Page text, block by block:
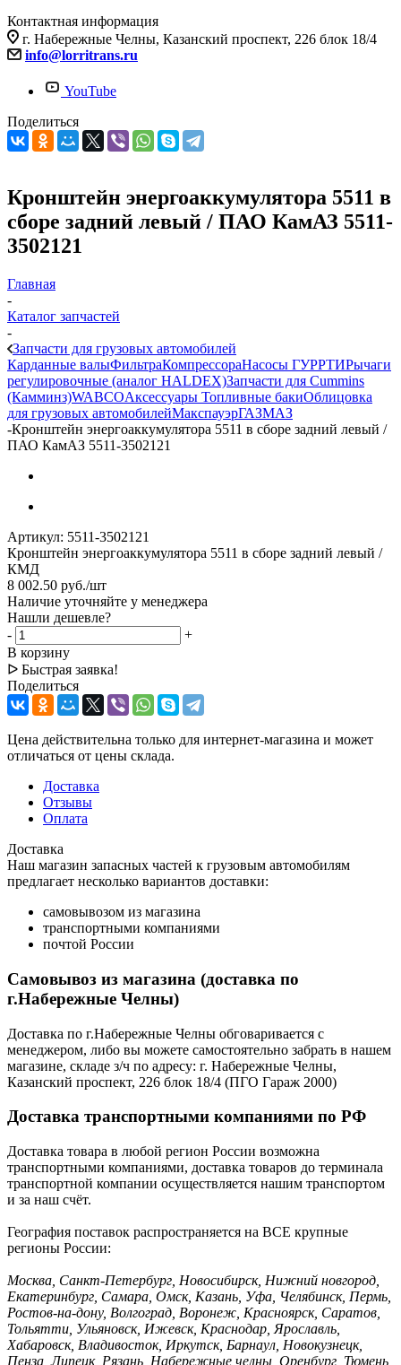
Контактная информация
г. Набережные Челны, Казанский проспект, 226 блок 18/4
info@lorritrans.ru
YouTube
Поделиться
Кронштейн энергоаккумулятора 5511 в
сборе задний левый / ПАО КамАЗ 5511-
3502121
Главная
-
Каталог запчастей
-
Запчасти для грузовых автомобилей
Карданные валыФильтраКомпрессораНасосы ГУРРТИРычаги
регулировочные (аналог HALDEX)Запчасти для Cummins
(Камминз)WABCOАксессуары Топливные бакиОблицовка
для грузовых автомобилейМакспауэрГАЗМАЗ
-Кронштейн энергоаккумулятора 5511 в сборе задний левый /
ПАО КамАЗ 5511-3502121
Артикул: 5511-3502121
Кронштейн энергоаккумулятора 5511 в сборе задний левый /
КМД
8 002.50 руб./шт
Наличие уточняйте у менеджера
Нашли дешевле?
-
+
В корзину
ᐅ Быстрая заявка!
Поделиться
Цена действительна только для интернет-магазина и может
отличаться от цены склада.
Доставка
Отзывы
Оплата
Доставка
Наш магазин запасных частей к грузовым автомобилям
предлагает несколько вариантов доставки:
самовывозом из магазина
транспортными компаниями
почтой России
Самовывоз из магазина (доставка по
г.Набережные Челны)
Доставка по г.Набережные Челны обговаривается с
менеджером, либо вы можете самостоятельно забрать в нашем
магазине, складе з/ч по адресу: г. Набережные Челны,
Казанский проспект, 226 блок 18/4 (ПГО Гараж 2000)
Доставка транспортными компаниями по РФ
Доставка товара в любой регион России возможна
транспортными компаниями, доставка товаров до терминала
транспортной компании осуществляется нашим транспортом
и за наш счёт.
География поставок распространяется на ВСЕ крупные
регионы России:
Москва, Санкт-Петербург, Новосибирск, Нижний новгород,
Екатеринбург, Самара, Омск, Казань, Уфа, Челябинск, Пермь,
Ростов-на-дону, Волгоград, Воронеж, Красноярск, Саратов,
Тольятти, Ульяновск, Ижевск, Краснодар, Ярославль,
Хабаровск, Владивосток, Иркутск, Барнаул, Новокузнецк,
Пенза, Липецк, Рязань, Набережные челны, Оренбург, Тюмень,